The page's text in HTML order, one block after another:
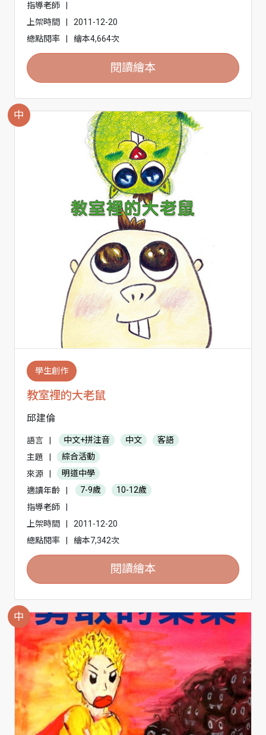
指導老師
上架時間
2011-12-20
總點閱率
繪本4,664次
閱讀繪本
中
學生創作
教室裡的大老鼠
邱建倫
語言 | 中文+拼注音 中文
客語
主題
|
綜合活動
來源
|
明道中學
適讀年齡
| 7-9歲
10-12歲
指導老師
|
上架時間
|
2011-12-20
總點閱率
| 繪本7,342次
閱讀繪本
中